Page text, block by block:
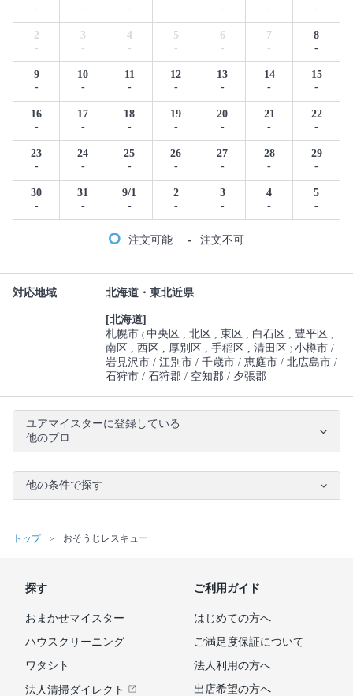
-
-
-
-
-
-
-
2
-
3
-
4
-
5
-
6
-
7
-
8
-
9
-
10
-
11
-
12
-
13
-
14
-
15
-
16
-
17
-
18
-
19
-
20
-
21
-
22
-
23
-
24
-
25
-
26
-
27
-
28
-
29
-
30
-
31
-
9/1
-
2
-
3
-
4
-
5
-
注文可能 - 注文不可
対応地域 北海道・東北近県
[北海道]
札幌市(中央区 北区 東区 白石区
豊平区
南区
西区 厚別区 手稲区 清田区)小樽市
岩見沢市 江別市 千歳市 恵庭市 北広島市
石狩市 石狩郡 空知郡 夕張郡
ユアマイスターに登録している
他のプロ
他の条件で探す
トップ おそうじレスキュー
探す
おまかせマイスター
ハウスクリーニング
ワタシト
法人清掃ダイレクト
ご利用ガイド
はじめての方へ
ご満足度保証について
法人利用の方へ
出店希望の方へ